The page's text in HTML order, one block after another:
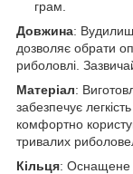
грам.
Довжина:
дозволяє обрати
риболовлі.
Матеріал:
забезпечує
комфортно
тривалих
Кільця: Оснащене